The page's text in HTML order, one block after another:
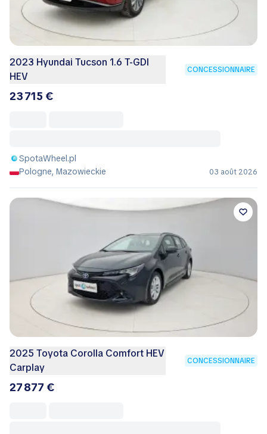
2023 Hyundai Tucson 1.6 T-GDI
HEV
CONCESSIONNAIRE
23 715 €
SpotaWheel.pl
Pologne, Mazowieckie
03 août 2026
2025 Toyota Corolla Comfort HEV
Carplay
CONCESSIONNAIRE
27 877 €